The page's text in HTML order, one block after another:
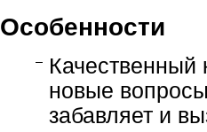
Особенности
Качественный
новые
забавляет и